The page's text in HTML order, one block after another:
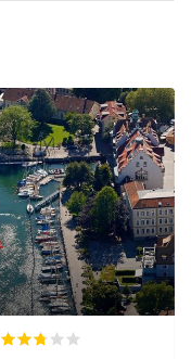
bewertet2.7